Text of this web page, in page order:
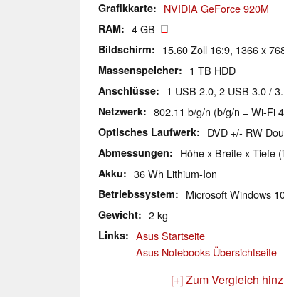
Grafikkarte NVIDIA GeForce 920M
RAM 4 GB
Bildschirm 15.60 Zoll 16:9, 1366 x
Massenspeicher 1 TB HDD
Anschlüsse 1 USB 2.0, 2 USB 3.0 /
Netzwerk 802.11 b/g/n (b/g/n = Wi-Fi
Optisches Laufwerk DVD +/- RW
Abmessungen Höhe x Breite x Tiefe
Akku 36 Wh Lithium-Ion
Betriebssystem Microsoft Windows
Gewicht 2 kg
Links
Asus Startseite
Asus Notebooks Übersichtseite
[+] Zum Vergleich